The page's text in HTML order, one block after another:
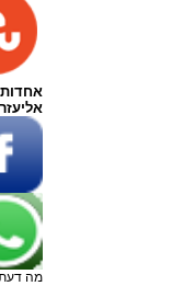
אחדות
מה